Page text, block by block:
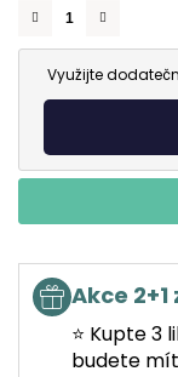
Využijte
Akce
⭐ Kupte
budete mít